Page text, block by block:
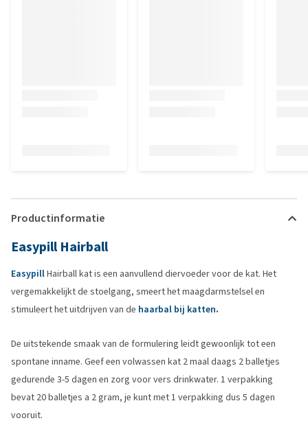
Productinformatie
Easypill Hairball
EasypillHairball kat is een aanvullend diervoeder voor de kat. Het
vergemakkelijkt de stoelgang, smeert het maagdarmstelsel en
stimuleert het uitdrijven van de haarbal bij katten.
De uitstekende smaak van de formulering leidt gewoonlijk tot een
spontane inname. Geef een volwassen kat 2 maal daags 2 balletjes
gedurende 3-5 dagen en zorg voor vers drinkwater. 1 verpakking
bevat 20 balletjes a 2 gram, je kunt met 1 verpakking dus 5 dagen
vooruit.